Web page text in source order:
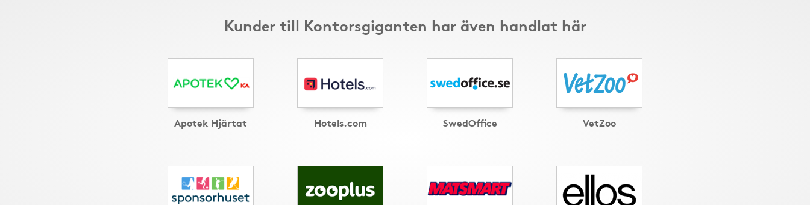
Kunder till Kontorsgiganten har även handlat här
Apotek Hjärtat Hotels.com SwedOffice VetZoo